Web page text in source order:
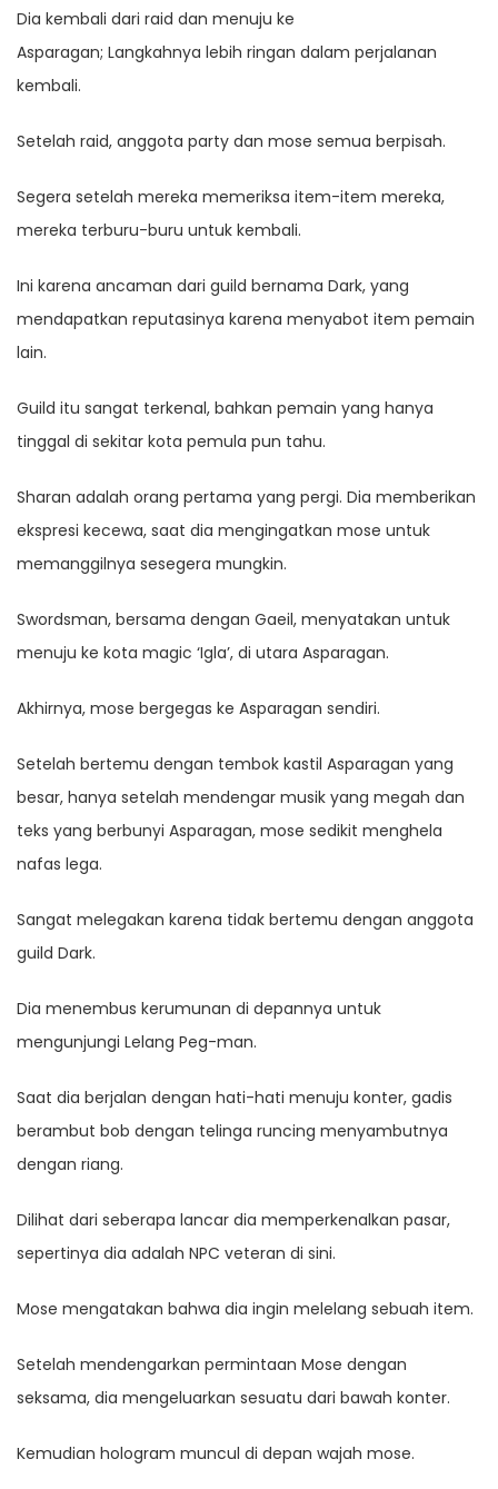
Dia kembali dari raid dan menuju ke
Asparagan; Langkahnya lebih ringan dalam perjalanan
kembali.
Setelah raid, anggota party dan mose semua berpisah.
Segera setelah mereka memeriksa item-item mereka,
mereka terburu-buru untuk kembali.
Ini karena ancaman dari guild bernama Dark, yang
mendapatkan reputasinya karena menyabot item pemain
lain.
Guild itu sangat terkenal, bahkan pemain yang hanya
tinggal di sekitar kota pemula pun tahu.
Sharan adalah orang pertama yang pergi. Dia memberikan
ekspresi kecewa, saat dia mengingatkan mose untuk
memanggilnya sesegera mungkin.
Swordsman, bersama dengan Gaeil, menyatakan untuk
menuju ke kota magic ‘Igla’, di utara Asparagan.
Akhirnya, mose bergegas ke Asparagan sendiri.
Setelah bertemu dengan tembok kastil Asparagan yang
besar, hanya setelah mendengar musik yang megah dan
teks yang berbunyi Asparagan, mose sedikit menghela
nafas lega.
Sangat melegakan karena tidak bertemu dengan anggota
guild Dark.
Dia menembus kerumunan di depannya untuk
mengunjungi Lelang Peg-man.
Saat dia berjalan dengan hati-hati menuju konter, gadis
berambut bob dengan telinga runcing menyambutnya
dengan riang.
Dilihat dari seberapa lancar dia memperkenalkan pasar,
sepertinya dia adalah NPC veteran di sini.
Mose mengatakan bahwa dia ingin melelang sebuah item.
Setelah mendengarkan permintaan Mose dengan
seksama, dia mengeluarkan sesuatu dari bawah konter.
Kemudian hologram muncul di depan wajah mose.